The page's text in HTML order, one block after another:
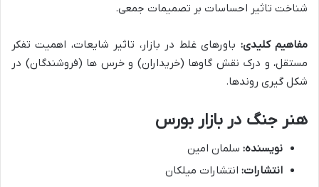
شناخت تاثیر احساسات بر تصمیمات جمعی.
مفاهیم کلیدی: باورهای غلط در بازار، تاثیر شایعات، اهمیت تفکر
مستقل، و درک نقش گاوها (خریداران) و خرس ها (فروشندگان) در
شکل گیری روندها.
هنر جنگ در بازار بورس
نویسنده: سلمان امین
انتشارات: انتشارات میلکان